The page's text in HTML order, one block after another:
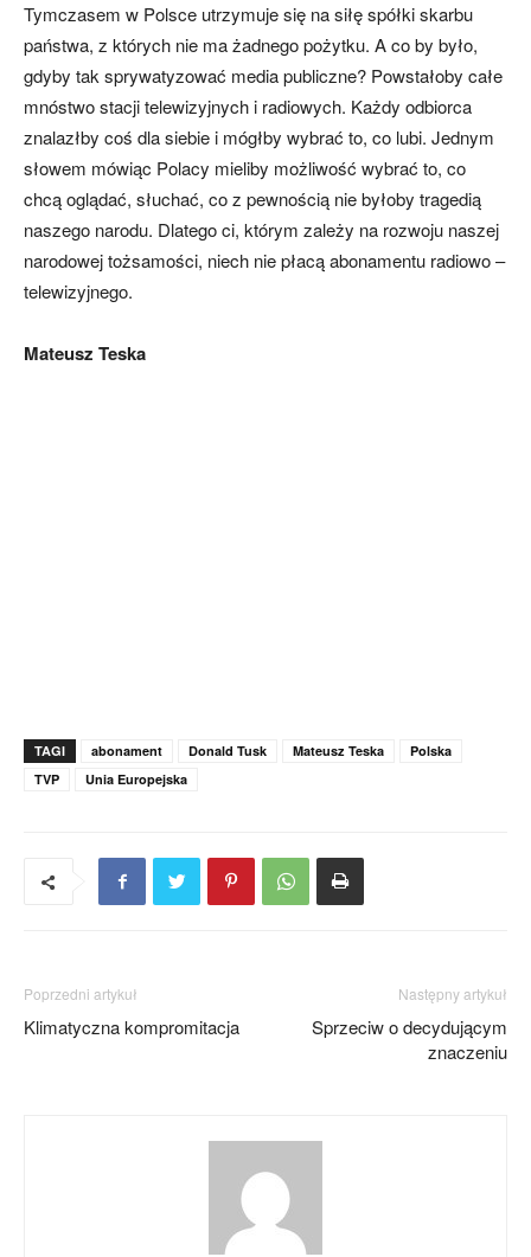
Tymczasem w Polsce utrzymuje się na siłę spółki skarbu
państwa, z których nie ma żadnego pożytku. A co by było,
gdyby tak sprywatyzować media publiczne? Powstałoby całe
mnóstwo stacji telewizyjnych i radiowych. Każdy odbiorca
znalazłby coś dla siebie i mógłby wybrać to, co lubi. Jednym
słowem mówiąc Polacy mieliby możliwość wybrać to, co
chcą oglądać, słuchać, co z pewnością nie byłoby tragedią
naszego narodu. Dlatego ci, którym zależy na rozwoju naszej
narodowej tożsamości, niech nie płacą abonamentu radiowo –
telewizyjnego.
Mateusz Teska
TAGI abonament Donald Tusk Mateusz Teska
Polska
TVP
Unia Europejska
Poprzedni artykuł
Klimatyczna kompromitacja
Następny artykuł
Sprzeciw o decydującym
znaczeniu